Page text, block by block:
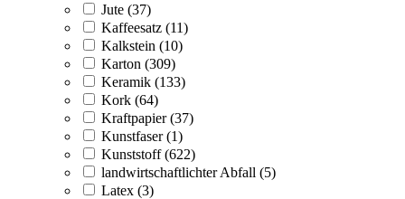
Jute (37)
Kaffeesatz (11)
Kalkstein (10)
Karton (309)
Keramik (133)
Kork (64)
Kraftpapier (37)
Kunstfaser (1)
Kunststoff (622)
landwirtschaftlichter Abfall (5)
Latex (3)